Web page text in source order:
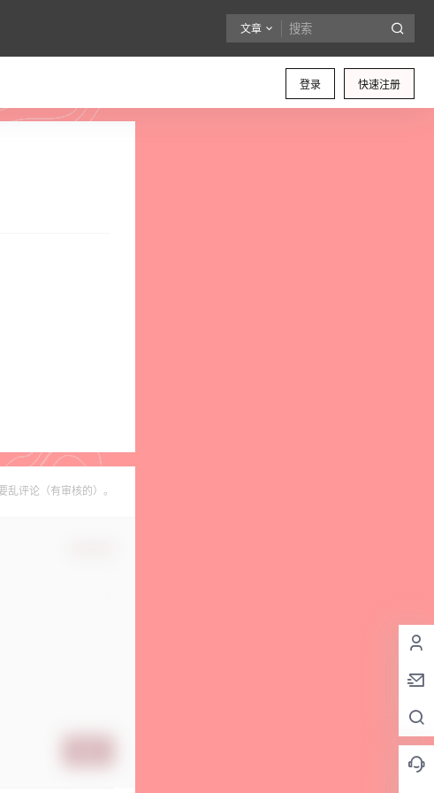
文章
登录 快速注册
评论（有审核的）。